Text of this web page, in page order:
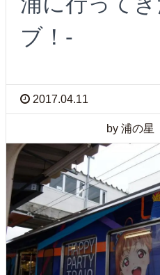
ブ！-
2017.04.11
by 浦の星